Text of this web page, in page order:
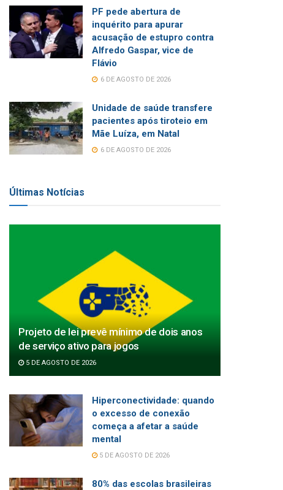
PF pede abertura de
inquérito para apurar
acusação de estupro contra
Alfredo Gaspar, vice de
Flávio
6 DE AGOSTO DE 2026
Unidade de saúde transfere
pacientes após tiroteio em
Mãe Luíza, em Natal
6 DE AGOSTO DE 2026
Últimas Notícias
Projeto de lei prevê mínimo de dois anos
de serviço ativo para jogos
5 DE AGOSTO DE 2026
Hiperconectividade: quando
o excesso de conexão
começa a afetar a saúde
mental
5 DE AGOSTO DE 2026
80% das escolas brasileiras